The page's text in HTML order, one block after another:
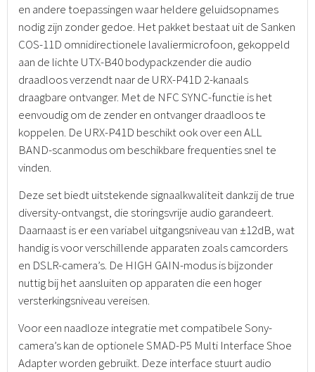
en andere toepassingen waar heldere geluidsopnames
nodig zijn zonder gedoe. Het pakket bestaat uit de Sanken
COS-11D omnidirectionele lavaliermicrofoon, gekoppeld
aan de lichte UTX-B40 bodypackzender die audio
draadloos verzendt naar de URX-P41D 2-kanaals
draagbare ontvanger. Met de NFC SYNC-functie is het
eenvoudig om de zender en ontvanger draadloos te
koppelen. De URX-P41D beschikt ook over een ALL
BAND-scanmodus om beschikbare frequenties snel te
vinden.
Deze set biedt uitstekende signaalkwaliteit dankzij de true
diversity-ontvangst, die storingsvrije audio garandeert.
Daarnaast is er een variabel uitgangsniveau van ±12dB, wat
handig is voor verschillende apparaten zoals camcorders
en DSLR-camera’s. De HIGH GAIN-modus is bijzonder
nuttig bij het aansluiten op apparaten die een hoger
versterkingsniveau vereisen.
Voor een naadloze integratie met compatibele Sony-
camera’s kan de optionele SMAD-P5 Multi Interface Shoe
Adapter worden gebruikt. Deze interface stuurt audio